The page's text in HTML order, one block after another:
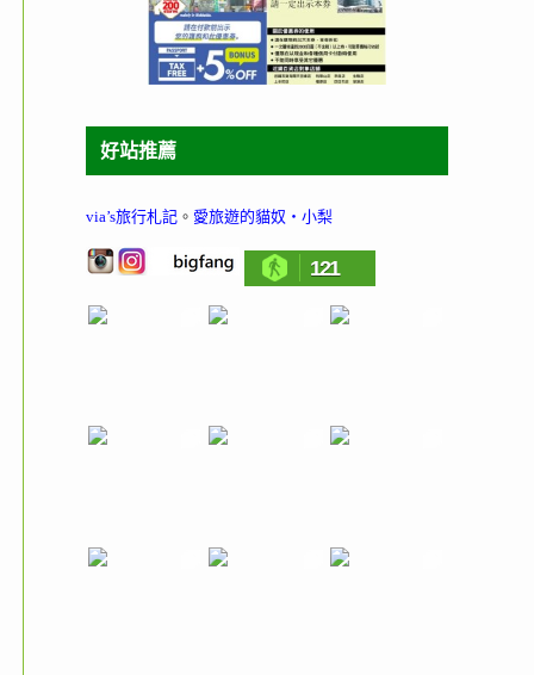
好站推薦
via’s旅行札記 。 愛旅遊的貓奴‧小梨
121